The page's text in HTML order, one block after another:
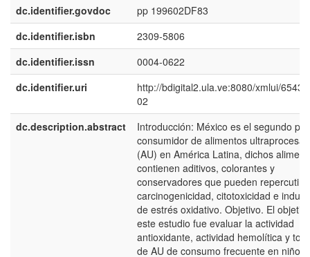
dc.identifier.govdoc
pp 199602DF83
dc.identifier.isbn
2309-5806
dc.identifier.issn
0004-0622
dc.identifier.uri
http://bdigital2.ula.ve:8080/xmlui/
02
dc.description.abstract
Introducción: México es el segundo
consumidor de alimentos
(AU) en América Latina, dichos
contienen aditivos, colorantes y
conservadores que pueden repercutir
carcinogenicidad, citotoxicidad e
de estrés oxidativo. Objetivo. El
este estudio fue evaluar la actividad
antioxidante, actividad hemolítica y
de AU de consumo frecuente en niños